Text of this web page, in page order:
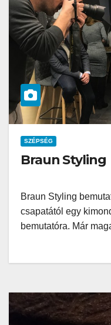
SZÉPSÉG
Braun Styling
Braun Styling
csapatától egy
bemutatóra. Már